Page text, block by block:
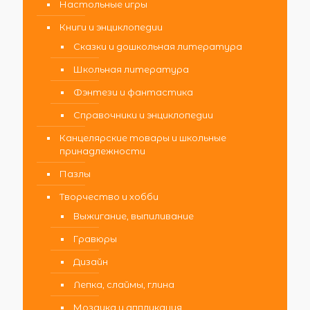
Настольные игры
Книги и энциклопедии
Сказки и дошкольная литература
Школьная литература
Фэнтези и фантастика
Справочники и энциклопедии
Канцелярские товары и школьные
принадлежности
Пазлы
Творчество и хобби
Выжигание, выпиливание
Гравюры
Дизайн
Лепка, слаймы, глина
Мозаика и аппликация